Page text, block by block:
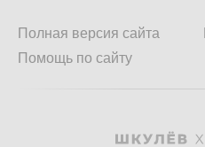
Полная версия сайта
Помощь по сайту